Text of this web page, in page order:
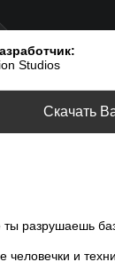
Studios
Скачать
ты разрушаешь
и